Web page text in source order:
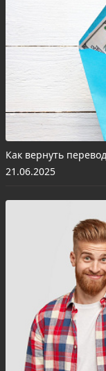
Как вернуть
21.06.2025